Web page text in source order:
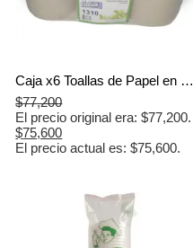
Caja x6 Toallas de Papel en Rollo para Manos Natural 100m Doble Hoja | Coltisú
$77,200
El precio original era: $77,200.
$75,600
El precio actual es: $75,600.